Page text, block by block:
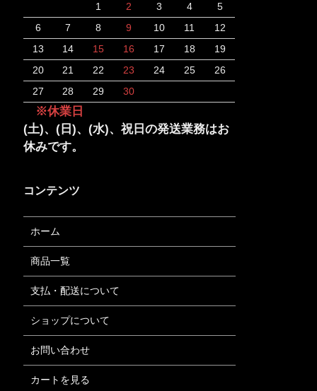
1
2 3 4
5
6
7 8 9 10 11
12
13
14 15 16 17 18
19
20
21 22 23 24 25
26
27
28 29 30
※休業日
(土)、(日)、(水)、祝日の発送業務はお
休みです。
コンテンツ
ホーム
商品一覧
支払・配送について
ショップについて
お問い合わせ
カートを見る